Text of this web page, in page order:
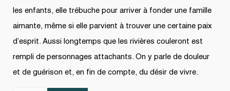
les enfants, elle trébuche pour arriver à fonder une famille
aimante, même si elle parvient à trouver une certaine paix
d’esprit. Aussi longtemps que les rivières couleront est
rempli de personnages attachants. On y parle de douleur
et de guérison et, en fin de compte, du désir de vivre.